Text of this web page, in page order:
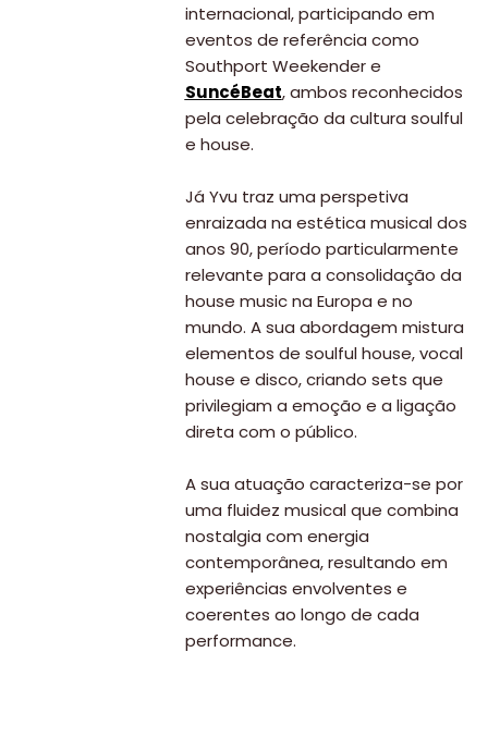
internacional, participando em
eventos de referência como
Southport Weekender e
SuncéBeat, ambos reconhecidos
pela celebração da cultura soulful
e house.
Já Yvu traz uma perspetiva
enraizada na estética musical dos
anos 90, período particularmente
relevante para a consolidação da
house music na Europa e no
mundo. A sua abordagem mistura
elementos de soulful house, vocal
house e disco, criando sets que
privilegiam a emoção e a ligação
direta com o público.
A sua atuação caracteriza-se por
uma fluidez musical que combina
nostalgia com energia
contemporânea, resultando em
experiências envolventes e
coerentes ao longo de cada
performance.